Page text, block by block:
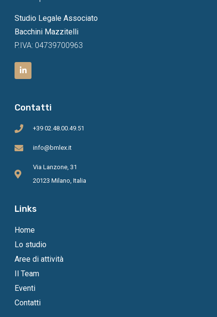
Studio Legale Associato
Bacchini Mazzitelli
P.IVA: 04739700963
Contatti
+39 02.48.00.49.51
info@bmlex.it
Via Lanzone, 31
20123 Milano, Italia
Links
Home
Lo studio
Aree di attività
Il Team
Eventi
Contatti